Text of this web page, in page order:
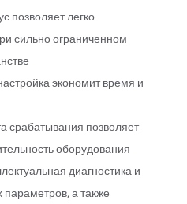
позволяет легко
сильно ограниченном
экономит время и
срабатывания позволяет
оборудования
диагностика и
а также